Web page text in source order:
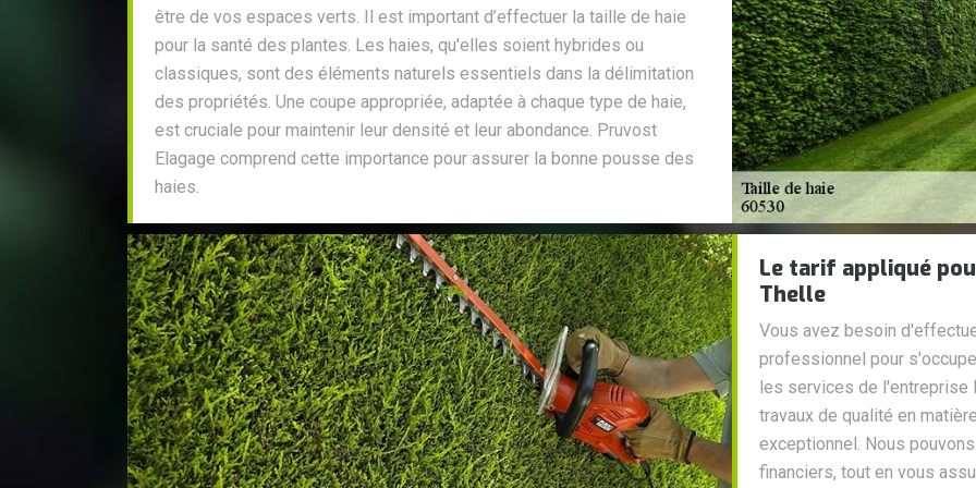
être de vos espaces verts. Il est important d’effectuer la taille de haie
pour la santé des plantes. Les haies, qu'elles soient hybrides ou
classiques, sont des éléments naturels essentiels dans la délimitation
des propriétés. Une coupe appropriée, adaptée à chaque type de haie,
est cruciale pour maintenir leur densité et leur abondance. Pruvost
Elagage comprend cette importance pour assurer la bonne pousse des
haies.
Le tarif appliqué
Thelle
Vous avez besoin
professionnel pour
les services de l'entreprise
travaux de qualité en
exceptionnel. Nous
financiers, tout en vous